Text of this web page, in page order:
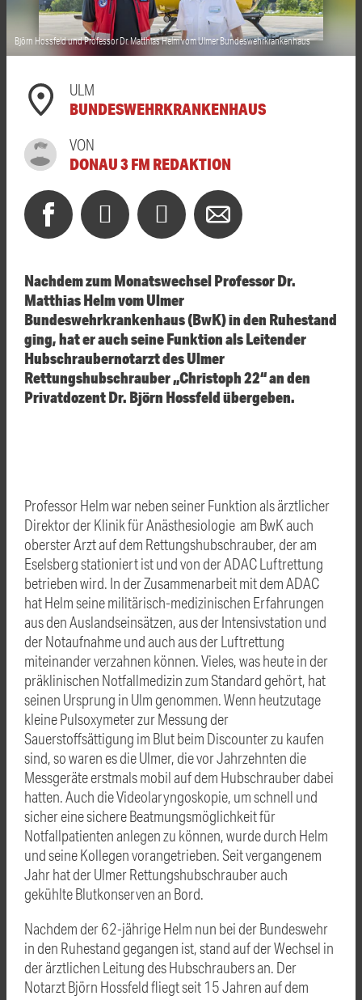
Björn Hossfeld und Professor Dr. Matthias Helm vom Ulmer Bundeswehrkrankenhaus
ULM
BUNDESWEHRKRANKENHAUS
VON
DONAU 3 FM REDAKTION
Nachdem zum Monatswechsel Professor Dr.
Matthias Helm vom Ulmer
Bundeswehrkrankenhaus (BwK) in den Ruhestand
ging, hat er auch seine Funktion als Leitender
Hubschraubernotarzt des Ulmer
Rettungshubschrauber „Christoph 22“ an den
Privatdozent Dr. Björn Hossfeld übergeben.
Professor Helm war neben seiner Funktion als ärztlicher
Direktor der Klinik für Anästhesiologie am BwK auch
oberster Arzt auf dem Rettungshubschrauber, der am
Eselsberg stationiert ist und von der ADAC Luftrettung
betrieben wird. In der Zusammenarbeit mit dem ADAC
hat Helm seine militärisch-medizinischen Erfahrungen
aus den Auslandseinsätzen, aus der Intensivstation und
der Notaufnahme und auch aus der Luftrettung
miteinander verzahnen können. Vieles, was heute in der
präklinischen Notfallmedizin zum Standard gehört, hat
seinen Ursprung in Ulm genommen. Wenn heutzutage
kleine Pulsoxymeter zur Messung der
Sauerstoffsättigung im Blut beim Discounter zu kaufen
sind, so waren es die Ulmer, die vor Jahrzehnten die
Messgeräte erstmals mobil auf dem Hubschrauber dabei
hatten. Auch die Videolaryngoskopie, um schnell und
sicher eine sichere Beatmungsmöglichkeit für
Notfallpatienten anlegen zu können, wurde durch Helm
und seine Kollegen vorangetrieben. Seit vergangenem
Jahr hat der Ulmer Rettungshubschrauber auch
gekühlte Blutkonserven an Bord.
Nachdem der 62-jährige Helm nun bei der Bundeswehr
in den Ruhestand gegangen ist, stand auf der Wechsel in
der ärztlichen Leitung des Hubschraubers an. Der
Notarzt Björn Hossfeld fliegt seit 15 Jahren auf dem